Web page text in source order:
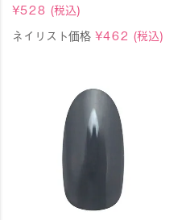
¥528 (税込)
ネイリスト価格 ¥462 (税込)